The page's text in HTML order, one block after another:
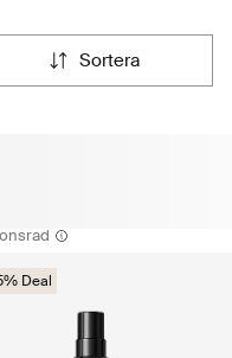
sortera
Deal